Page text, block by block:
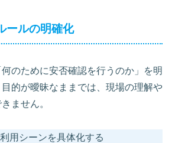
ールの明確化
のために安否確認を行うのか」を明
的が曖昧なままでは、現場の理解や
ません。
用シーンを具体化する